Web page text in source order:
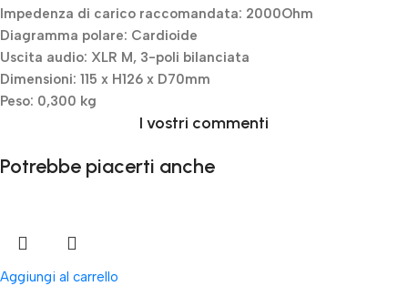
Impedenza di carico raccomandata: 2000Ohm
Diagramma polare: Cardioide
Uscita audio: XLR M, 3-poli bilanciata
Dimensioni: 115 x H126 x D70mm
Peso: 0,300 kg
I vostri commenti
Potrebbe piacerti anche
Aggiungi al carrello